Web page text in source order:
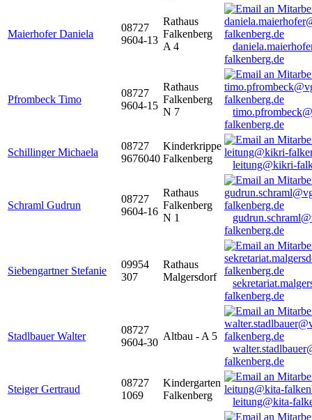
Maierhofer Daniela
08727
9604-13
Rathaus
Falkenberg
A 4
falkenberg.de
Pfrombeck Timo
08727
9604-15
Rathaus
Falkenberg
N 7
falkenberg.de
Schillinger Michaela
08727
9676040
Kinderkrippe
Falkenberg
leitung@kikri-
Schraml Gudrun
08727
9604-16
Rathaus
Falkenberg
N 1
falkenberg.de
Siebengartner Stefanie
09954
307
Rathaus
Malgersdorf
falkenberg.de
Stadlbauer Walter
08727
9604-30
Altbau - A 5
falkenberg.de
Steiger Gertraud
08727
1069
Kindergarten
Falkenberg
leitung@kita-